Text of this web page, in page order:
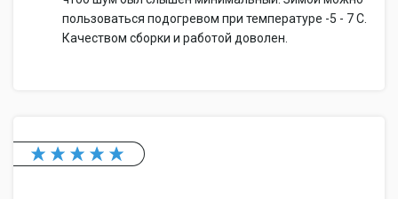
пользоваться подогревом при температуре -5 - 7 С.
Качеством сборки и работой доволен.